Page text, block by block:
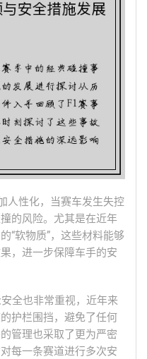
人性化，当赛车发生失控
的风险。尤其是在近年
“软物质”，这些材料能够
，进一步保障车手的安
全也非常重视，近年来
护栏围挡，避免了任何
管理也采取了更为严密
每一条赛道进行多次安